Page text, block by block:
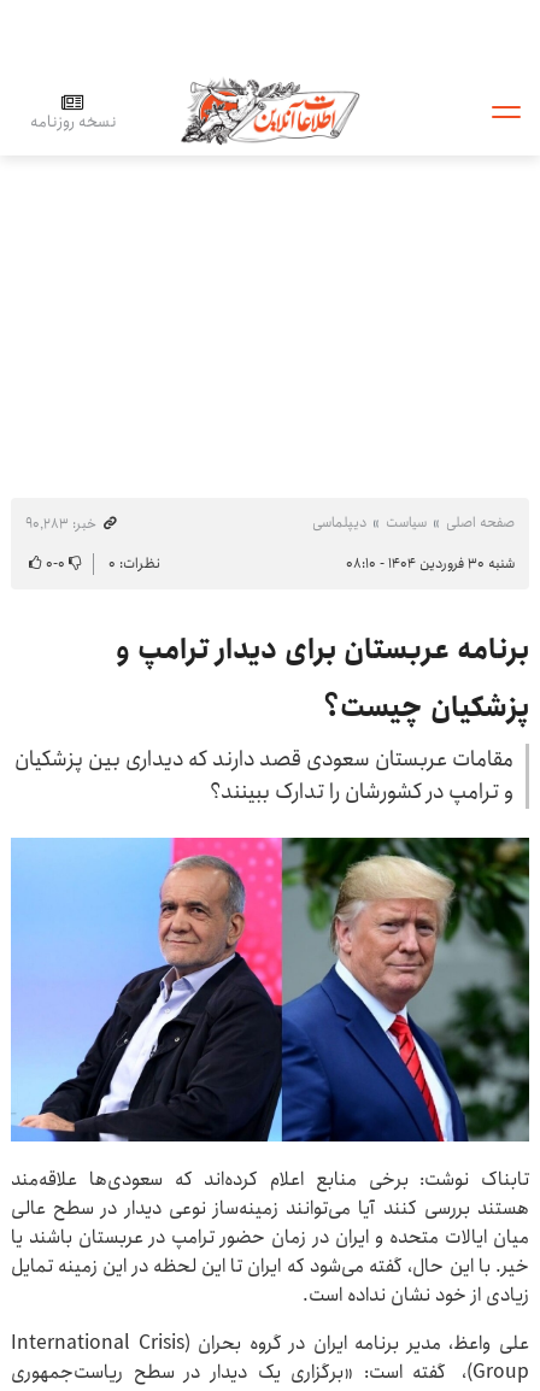
نسخه روزنامه
صفحه اصلی سیاست دیپلماسی
خبر: ۹۰٬۲۸۳
شنبه ۳۰ فروردین ۱۴۰۴ - ۰۸:۱۰
نظرات: ۰ ۰-۰
برنامه عربستان برای دیدار ترامپ و
پزشکیان چیست؟
مقامات عربستان سعودی قصد دارند که دیداری بین پزشکیان
و ترامپ در کشورشان را تدارک ببینند؟
تابناک نوشت: برخی منابع اعلام کرده‌اند که سعودی‌ها علاقه‌مند
هستند بررسی کنند آیا می‌توانند زمینه‌ساز نوعی دیدار در سطح عالی
میان ایالات متحده و ایران در زمان حضور ترامپ در عربستان باشند یا
خیر. با این حال، گفته می‌شود که ایران تا این لحظه در این زمینه تمایل
زیادی از خود نشان نداده است.
علی واعظ، مدیر برنامه ایران در گروه بحران (International Crisis
Group)، گفته است: «برگزاری یک دیدار در سطح ریاست‌جمهوری